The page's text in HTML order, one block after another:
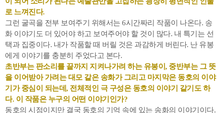
로 느껴진다.
그런 굴곡을 전부 보여주기 위해서는 6시간짜리 작품이 나온다. 송
화 이야기도 더 있어야 하고 보여주어야 할 것이 많다. 내 특기는 선
택과 집중이다. 내가 작품할 때 버릴 것은 과감하게 버린다. 난 유봉
에게 이야기를 충분히 주었다고 본다.
초반부는 판소리를 끝까지 지켜나가려 하는 유봉이, 중반부는 그 뜻
을 이어받아 가려는 대모 같은 송화가 그리고 마지막은 동호의 이야
기가 중심이 되는데, 전체적인 극 구성은 동호의 이야기 같기도 하
다. 이 작품은 누구의 어떤 이야기인가?
동호의 시점이지만 결국 동호의 기억 속에 있는 송화의 이야기이다.